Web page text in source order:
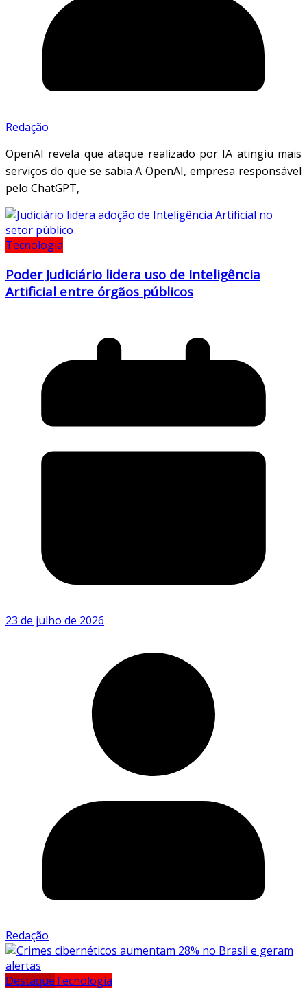
Redação
OpenAI revela que ataque realizado por IA atingiu mais
serviços do que se sabia A OpenAI, empresa responsável
pelo ChatGPT,
Tecnologia
Poder Judiciário lidera uso de Inteligência
Artificial entre órgãos públicos
23 de julho de 2026
Redação
DestaqueTecnologia